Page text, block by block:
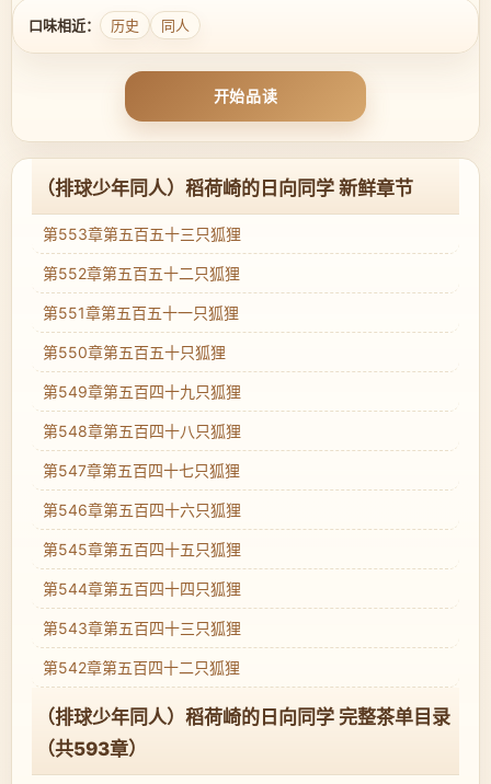
口味相近： 历史 同人
开始品读
（排球少年同人）稻荷崎的日向同学 新鲜章节
第553章第五百五十三只狐狸
第552章第五百五十二只狐狸
第551章第五百五十一只狐狸
第550章第五百五十只狐狸
第549章第五百四十九只狐狸
第548章第五百四十八只狐狸
第547章第五百四十七只狐狸
第546章第五百四十六只狐狸
第545章第五百四十五只狐狸
第544章第五百四十四只狐狸
第543章第五百四十三只狐狸
第542章第五百四十二只狐狸
（排球少年同人）稻荷崎的日向同学 完整茶单目录
（共593章）